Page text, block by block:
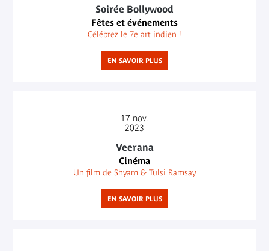
Soirée Bollywood
Fêtes et événements
Célébrez le 7e art indien !
EN SAVOIR PLUS
17 nov.
2023
Veerana
Cinéma
Un film de Shyam & Tulsi Ramsay
EN SAVOIR PLUS